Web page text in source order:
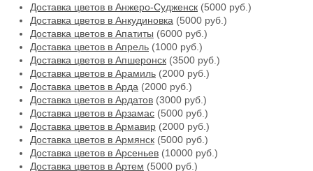
Доставка цветов в Анжеро-Судженск (5000 руб.)
Доставка цветов в Анкудиновка (5000 руб.)
Доставка цветов в Апатиты (6000 руб.)
Доставка цветов в Апрель (1000 руб.)
Доставка цветов в Апшеронск (3500 руб.)
Доставка цветов в Арамиль (2000 руб.)
Доставка цветов в Арда (2000 руб.)
Доставка цветов в Ардатов (3000 руб.)
Доставка цветов в Арзамас (5000 руб.)
Доставка цветов в Армавир (2000 руб.)
Доставка цветов в Армянск (5000 руб.)
Доставка цветов в Арсеньев (10000 руб.)
Доставка цветов в Артем (5000 руб.)